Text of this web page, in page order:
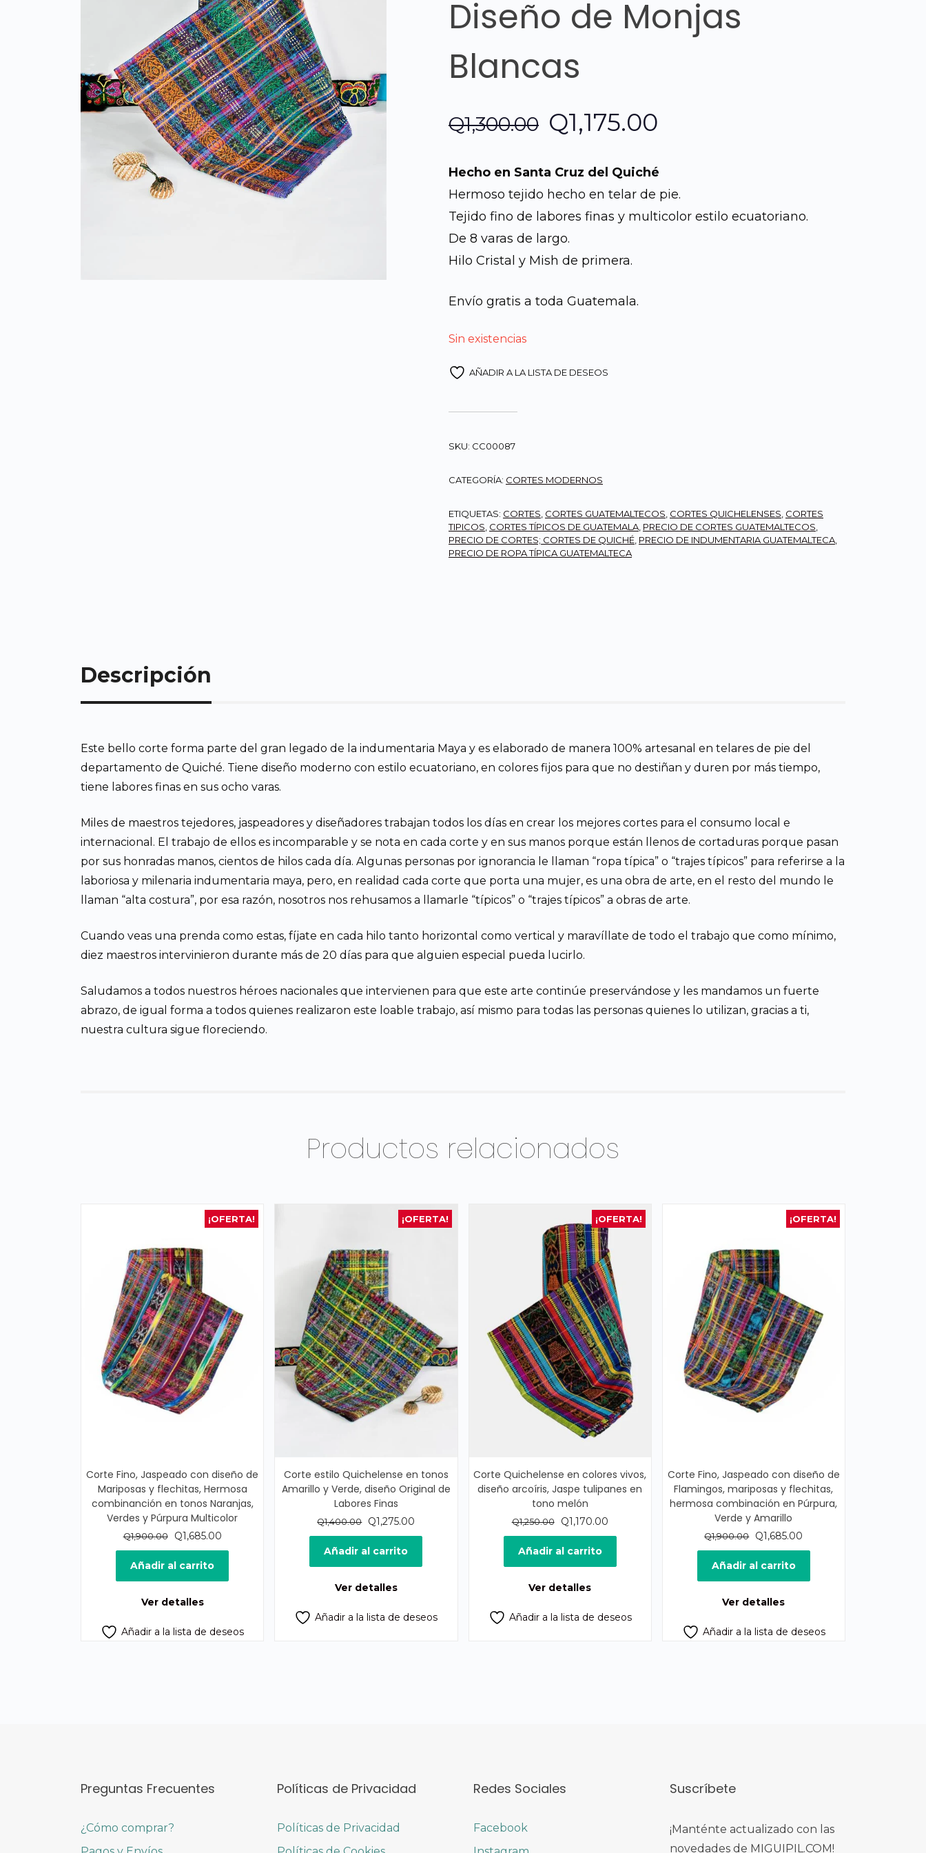
Diseño de Monjas
Blancas
Q1,300.00 El
original
era:
Q1,300.00.
Q1,175.00
actual
es:
Hecho en Santa Cruz del Quiché
Hermoso tejido hecho en telar de pie.
Tejido fino de labores finas y multicolor estilo ecuatoriano.
De 8 varas de largo.
Hilo Cristal y Mish de primera.
Envío gratis a toda Guatemala.
Sin existencias
AÑADIR A LA LISTA DE DESEOS
SKU: CC00087
CATEGORÍA: CORTES MODERNOS
ETIQUETAS: CORTES CORTES GUATEMALTECOS CORTES QUICHELENSES CORTES
TIPICOS CORTES TÍPICOS DE GUATEMALA PRECIO DE CORTES GUATEMALTECOS
PRECIO DE CORTES; CORTES DE QUICHÉ PRECIO DE INDUMENTARIA GUATEMALTECA
PRECIO DE ROPA TÍPICA GUATEMALTECA
Descripción
Este bello corte forma parte del gran legado de la indumentaria Maya y es elaborado de manera 100% artesanal en telares de pie del
departamento de Quiché. Tiene diseño moderno con estilo ecuatoriano, en colores fijos para que no destiñan y duren por más tiempo,
tiene labores finas en sus ocho varas.
Miles de maestros tejedores, jaspeadores y diseñadores trabajan todos los días en crear los mejores cortes para el consumo local e
internacional. El trabajo de ellos es incomparable y se nota en cada corte y en sus manos porque están llenos de cortaduras porque pasan
por sus honradas manos, cientos de hilos cada día. Algunas personas por ignorancia le llaman “ropa típica” o “trajes típicos” para referirse a la
laboriosa y milenaria indumentaria maya, pero, en realidad cada corte que porta una mujer, es una obra de arte, en el resto del mundo le
llaman “alta costura”, por esa razón, nosotros nos rehusamos a llamarle “típicos” o “trajes típicos” a obras de arte.
Cuando veas una prenda como estas, fíjate en cada hilo tanto horizontal como vertical y maravíllate de todo el trabajo que como mínimo,
diez maestros intervinieron durante más de 20 días para que alguien especial pueda lucirlo.
Saludamos a todos nuestros héroes nacionales que intervienen para que este arte continúe preservándose y les mandamos un fuerte
abrazo, de igual forma a todos quienes realizaron este loable trabajo, así mismo para todas las personas quienes lo utilizan, gracias a ti,
nuestra cultura sigue floreciendo.
Productos relacionados
¡OFERTA!
Corte Fino, Jaspeado con diseño de
Mariposas y flechitas, Hermosa
combinanción en tonos Naranjas,
Verdes y Púrpura Multicolor
Q1,900.00
El
precio
original
era:
Q1,685.00El
precio
es:
Añadir al carrito
Ver detalles
Añadir a la lista de deseos
¡OFERTA!
Corte estilo Quichelense en tonos
Amarillo y Verde, diseño Original de
Labores Finas
Q1,400.00
El
precio
original
era:
Q1,275.00
precio
es:
Añadir al carrito
Ver detalles
Añadir a la lista de deseos
¡OFERTA!
Corte Quichelense en colores vivos,
diseño arcoíris, Jaspe tulipanes en
tono melón
Q1,250.00
El
precio
original
era:
Q1,170.00El
precio
es:
Añadir al carrito
Ver detalles
Añadir a la lista de deseos
¡OFERTA!
Corte Fino, Jaspeado con diseño de
Flamingos, mariposas y flechitas,
hermosa combinación en Púrpura,
Verde y Amarillo
Q1,900.00
El
precio
original
era:
Q1,685.00
precio
es:
Añadir al carrito
Ver detalles
Añadir a la lista de deseos
Preguntas Frecuentes
¿Cómo comprar?
Políticas de Privacidad
Políticas de Privacidad
Redes Sociales
Facebook
Suscríbete
¡Manténte actualizado con las
novedades de MIGUIPIL.COM!